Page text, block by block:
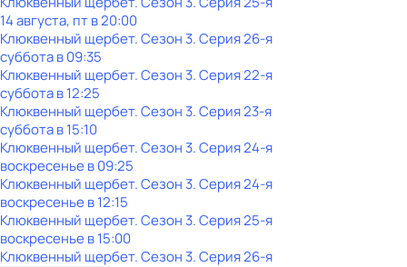
14 августа, пт в 20:00
Клюквенный щербет. Сезон 3. Серия 26-я
субботав09:35
Клюквенный щербет. Сезон 3. Серия 22-я
субботав12:25
Клюквенный щербет. Сезон 3. Серия 23-я
субботав15:10
Клюквенный щербет. Сезон 3. Серия 24-я
воскресенье в09:25
Клюквенный щербет. Сезон 3. Серия 24-я
воскресенье в12:15
Клюквенный щербет. Сезон 3. Серия 25-я
воскресенье в15:00
Клюквенный щербет. Сезон 3. Серия 26-я